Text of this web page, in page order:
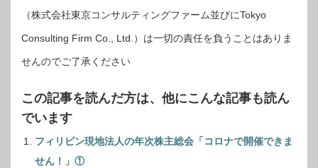
（株式会社東京コンサルティングファーム並びにTokyo
Consulting Firm Co., Ltd.）は一切の責任を負うことはありま
せんのでご了承ください
この記事を読んだ方は、他にこんな記事も読ん
でいます
フィリピン現地法人の年次株主総会「コロナで開催できま
せん！」①